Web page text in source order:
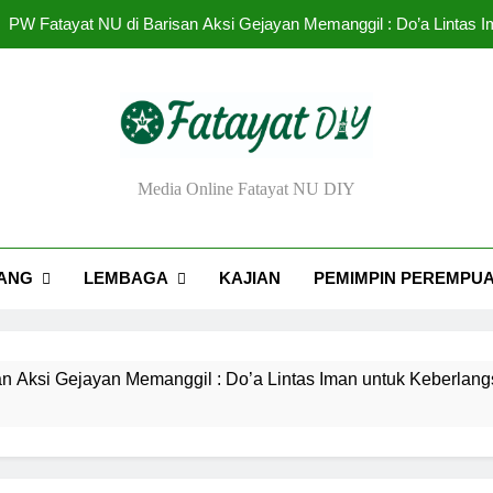
PW Fatayat NU di Barisan Aksi Gejayan Memanggil : Do’a Lintas
Rendahnya Partisipasi Pemimpin
NU DIY
Media Online Fatayat NU DIY
LEMBAGA KAJIAN PEMIMPIN
Memanggil : Do’a Lintas Iman untuk Keberlangsungan